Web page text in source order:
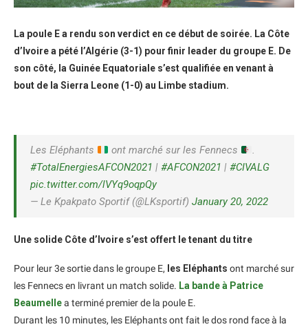
La poule E a rendu son verdict en ce début de soirée. La Côte
d’Ivoire a pété l’Algérie (3-1) pour finir leader du groupe E. De
son côté, la Guinée Equatoriale s’est qualifiée en venant à
bout de la Sierra Leone (1-0) au Limbe stadium.
Les Eléphants ont marché sur les Fennecs
.
#TotalEnergiesAFCON2021 | #AFCON2021 | #CIVALG
pic.twitter.com/lVYq9oqpQy
— Le Kpakpato Sportif (@LKsportif) January 20, 2022
Une solide Côte d’Ivoire s’est offert le tenant du titre
Pour leur 3e sortie dans le groupe E, les Eléphants ont marché sur
les Fennecs en livrant un match solide. La bande à Patrice
Beaumellea terminé premier de la poule E.
Durant les 10 minutes, les Eléphants ont fait le dos rond face à la